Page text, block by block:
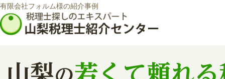
有限会社フォルム様の紹介事例